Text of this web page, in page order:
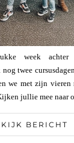
week
twee
we met zijn vieren
jullie mee naar
BERICHT